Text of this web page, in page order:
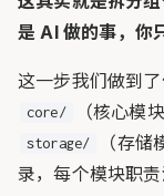
是 AI 做的事，你
这一步我们做到
core/ （核心模
storage/ （存储
录，每个模块职责